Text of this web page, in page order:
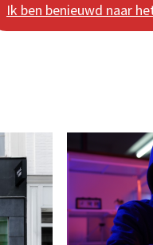
Ik ben benieuwd naar